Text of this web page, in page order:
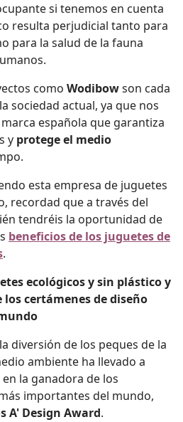
si tenemos en cuenta
resulta perjudicial tanto para
para la salud de la fauna
como Wodibowson cada
sociedad actual, ya que nos
española que garantiza
y protege el medio
esta empresa de juguetes
recordad que a través del
tendréis la oportunidad de
beneficios de los juguetes de
.
ecológicos y sin plástico y
certámenes de diseño
diversión de los peques de la
ambiente ha llevado a
la ganadora de los
importantes del mundo,
A' Design Award.